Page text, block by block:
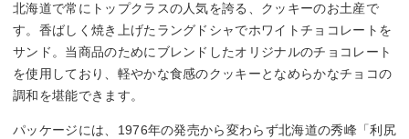
北海道で常にトップクラスの人気を誇る、クッキーのお土産で
す。香ばしく焼き上げたラングドシャでホワイトチョコレートを
サンド。当商品のためにブレンドしたオリジナルのチョコレート
を使用しており、軽やかな食感のクッキーとなめらかなチョコの
調和を堪能できます。
パッケージには、1976年の発売から変わらず北海道の秀峰「利尻